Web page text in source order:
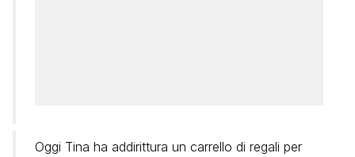
Oggi Tina ha addirittura un carrello di regali per